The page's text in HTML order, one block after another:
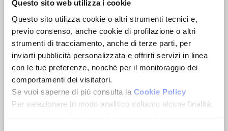
Questo sito web utilizza i cookie
Questo sito utilizza cookie o altri strumenti tecnici e,
previo consenso, anche cookie di profilazione o altri
strumenti di tracciamento, anche di terze parti, per
inviarti pubblicità personalizzata e offrirti servizi in linea
con le tue preferenze, nonché per il monitoraggio dei
comportamenti dei visitatori.
Se vuoi saperne di più consulta la Cookie Policy
Per selezionare in modo analitico soltanto alcune finalità,